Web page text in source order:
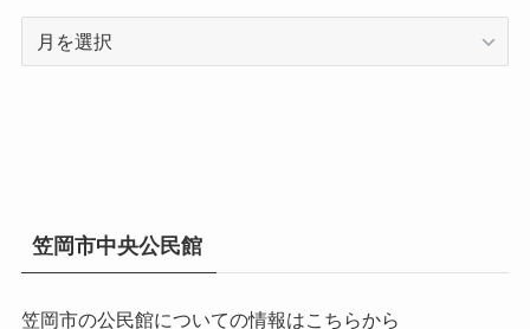
笠岡市中央公民館
笠岡市の公民館についての情報はこちらから